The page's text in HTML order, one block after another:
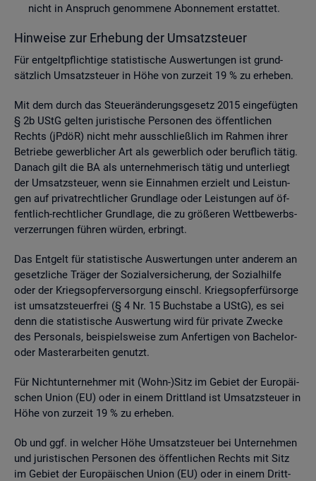
nicht in An­spruch ge­nom­me­ne Abon­ne­ment er­stat­tet.
Hin­wei­se zur Er­he­bung der Um­satz­steu­er
Für ent­gelt­pflich­ti­ge sta­tis­ti­sche Aus­wer­tun­gen ist grund­
sätz­lich Um­satz­steu­er in Höhe von zur­zeit 19 % zu er­he­ben.
Mit dem durch das Steu­er­än­de­rungs­ge­setz 2015 ein­ge­füg­ten
§ 2b UStG gel­ten ju­ris­ti­sche Per­so­nen des öf­fent­li­chen
Rechts (jPdöR) nicht mehr aus­schlie­ß­lich im Rah­men ihrer
Be­trie­be ge­werb­li­cher Art als ge­werb­lich oder be­ruf­lich tätig.
Da­nach gilt die BA als un­ter­neh­me­risch tätig und un­ter­liegt
der Um­satz­steu­er, wenn sie Ein­nah­men er­zielt und Leis­tun­
gen auf pri­vat­recht­li­cher Grund­la­ge oder Leis­tun­gen auf öf­
fent­lich-recht­li­cher Grund­la­ge, die zu grö­ße­ren Wett­be­werbs­
ver­zer­run­gen füh­ren wür­den, er­bringt.
Das Ent­gelt für sta­tis­ti­sche Aus­wer­tun­gen unter an­de­rem an
ge­setz­li­che Trä­ger der So­zi­al­ver­si­che­rung, der So­zi­al­hil­fe
oder der Kriegs­op­fer­ver­sor­gung einschl. Kriegs­op­fer­für­sor­ge
ist um­satz­steu­er­frei (§ 4 Nr. 15 Buch­sta­be a UStG), es sei
denn die sta­tis­ti­sche Aus­wer­tung wird für pri­va­te Zwe­cke
des Per­so­nals, bei­spiels­wei­se zum An­fer­ti­gen von Ba­che­lor-
oder Mas­ter­ar­bei­ten ge­nutzt.
Für Nicht­un­ter­neh­mer mit (Wohn-)Sitz im Ge­biet der Eu­ro­päi­
schen Union (EU) oder in einem Dritt­land ist Um­satz­steu­er in
Höhe von zur­zeit 19 % zu er­he­ben.
Ob und ggf. in wel­cher Höhe Um­satz­steu­er bei Un­ter­neh­men
und ju­ris­ti­schen Per­so­nen des öf­fent­li­chen Rechts mit Sitz
im Ge­biet der Eu­ro­päi­schen Union (EU) oder in einem Dritt­